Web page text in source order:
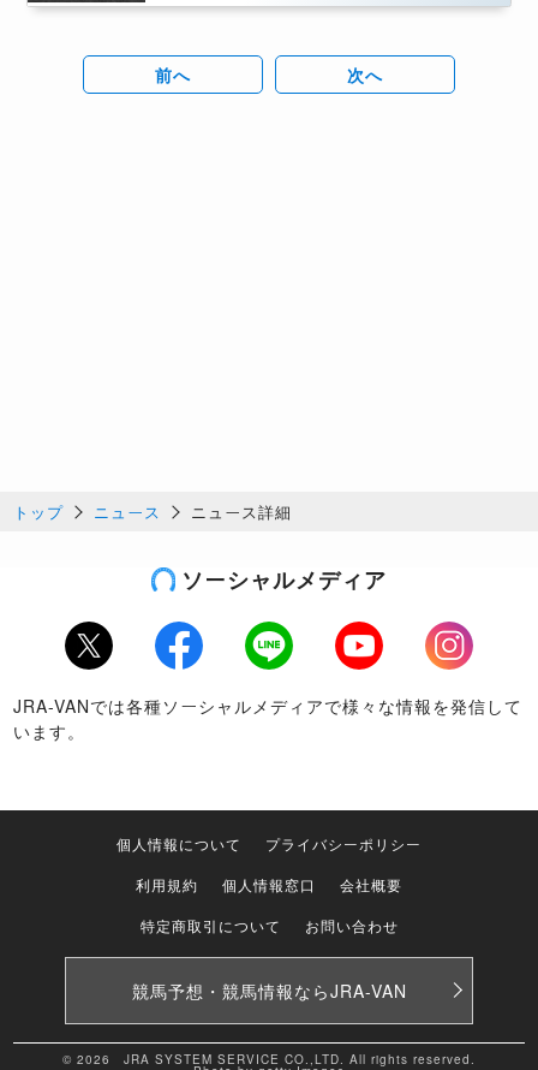
前へ 次へ
トップ ニュース ニュース詳細
ソーシャルメディア
Twitter Facebook LINE Youtube
Instagram
JRA-VANでは各種ソーシャルメディアで様々な情報を発信して
います。
個人情報について
プライバシーポリシー
利用規約
個人情報窓口
会社概要
特定商取引について
お問い合わせ
競馬予想・競馬情報ならJRA-VAN
© 2026 JRA SYSTEM SERVICE CO.,LTD. All rights reserved.